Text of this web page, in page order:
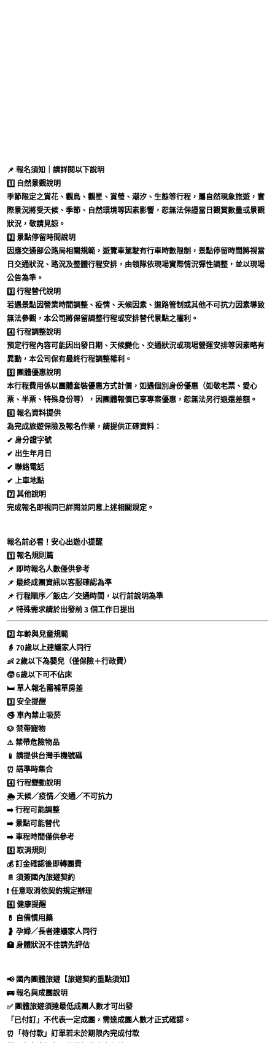
📌報名須知｜請詳閱以下說明
1️⃣ 自然景觀說明
季節限定之賞花、觀鳥、觀星、賞螢、潮汐、生態等行程，屬自然現象旅遊，實
際景況將受天候、季節、自然環境等因素影響，恕無法保證當日觀賞數量或景觀
狀況，敬請見諒。
2️⃣景點停留時間說明
因應交通部公路局相關規範，遊覽車駕駛有行車時數限制，景點停留時間將視當
日交通狀況、路況及整體行程安排，由領隊依現場實際情況彈性調整，並以現場
公告為準。
3️⃣行程替代說明
若遇景點因營業時間調整、疫情、天候因素、道路管制或其他不可抗力因素導致
無法參觀，本公司將保留調整行程或安排替代景點之權利。
4️⃣行程調整說明
預定行程內容可能因出發日期、天候變化、交通狀況或現場營運安排等因素略有
異動，本公司保有最終行程調整權利。
5️⃣ 團體優惠說明
本行程費用係以團體套裝優惠方式計價，如遇個別身份優惠（如敬老票、愛心
票、半票、特殊身份等），因團體報價已享專案優惠，恕無法另行退還差額。
6️⃣報名資料提供
為完成旅遊保險及報名作業，請提供正確資料：
✔ 身分證字號
✔ 出生年月日
✔ 聯絡電話
✔ 上車地點
7️⃣其他說明
完成報名即視同已詳閱並同意上述相關規定。
報名前必看！安心出遊小提醒
1️⃣ 報名規則篇
📌 即時報名人數僅供參考
📌 最終成團資訊以客服確認為準
📌 行程順序／飯店／交通時間，以行前說明為準
📌 特殊需求請於出發前 3 個工作日提出
2️⃣ 年齡與兒童規範
👵 70歲以上建議家人同行
👶 2歲以下為嬰兒（僅保險＋行政費）
🧒 6歲以下可不佔床
🛏️ 單人報名需補單房差
3️⃣ 安全提醒
🚭 車內禁止吸菸
🐶 禁帶寵物
⚠️ 禁帶危險物品
📱 請提供台灣手機號碼
⏰ 請準時集合
4️⃣ 行程變動說明
🌦️ 天候／疫情／交通／不可抗力
➡️ 行程可能調整
➡️ 景點可能替代
➡️ 車程時間僅供參考
5️⃣ 取消規則
💰 訂金確認後即轉團費
📄 須簽國內旅遊契約
❗ 任意取消依契約規定辦理
6️⃣ 健康提醒
💊 自備慣用藥
🤰 孕婦／長者建議家人同行
🏥 身體狀況不佳請先評估
📢 國內團體旅遊【旅遊契約重點須知】
🚌 報名與成團說明
✅ 團體旅遊須達最低成團人數才可出發
「已付訂」不代表一定成團，需達成團人數才正式確認。
⏰「待付款」訂單若未於期限內完成付款